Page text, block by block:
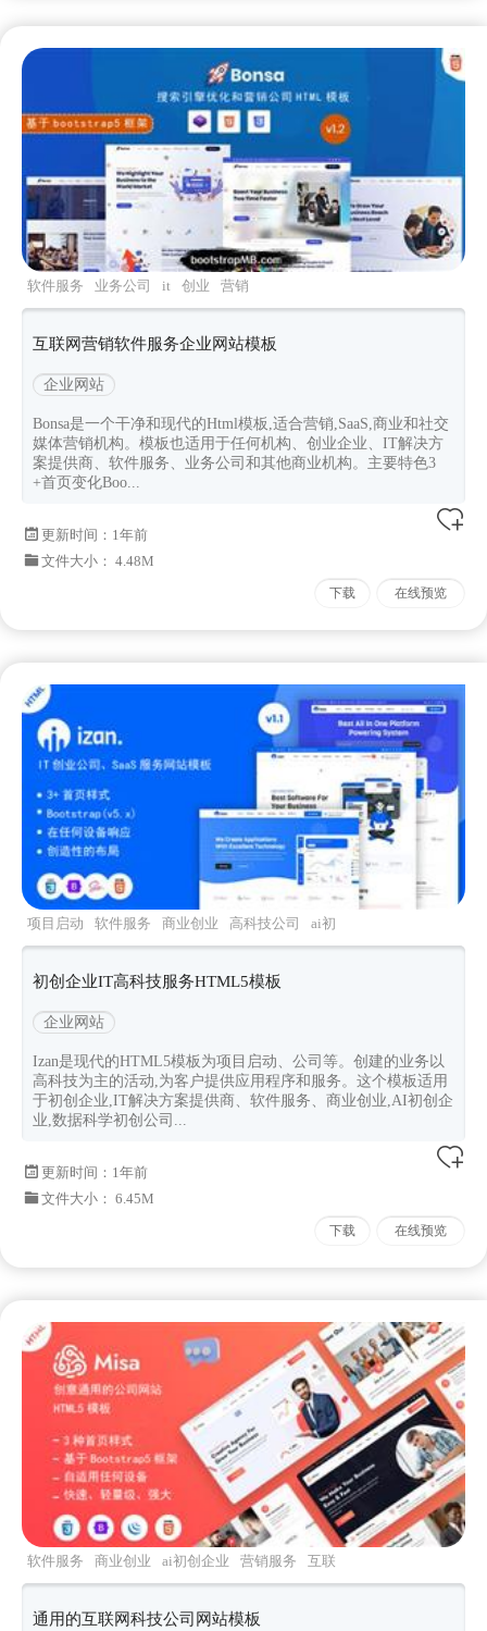
软件服务 业务公司 it 创业 营销
互联网营销软件服务企业网站模板
企业网站
Bonsa是一个干净和现代的Html模板,适合营销,SaaS,商业和社交
媒体营销机构。模板也适用于任何机构、创业企业、IT解决方
案提供商、软件服务、业务公司和其他商业机构。主要特色3
+首页变化Boo...
更新时间： 1年前
文件大小： 4.48M
下载 在线预览
项目启动 软件服务 商业创业 高科技公司
ai初
创企业
初创企业IT高科技服务HTML5模板
企业网站
Izan是现代的HTML5模板为项目启动、公司等。创建的业务以
高科技为主的活动,为客户提供应用程序和服务。这个模板适用
于初创企业,IT解决方案提供商、软件服务、商业创业,AI初创企
业,数据科学初创公司...
更新时间： 1年前
文件大小： 6.45M
下载 在线预览
软件服务 商业创业 ai初创企业 营销服务
互联
网公司
通用的互联网科技公司网站模板